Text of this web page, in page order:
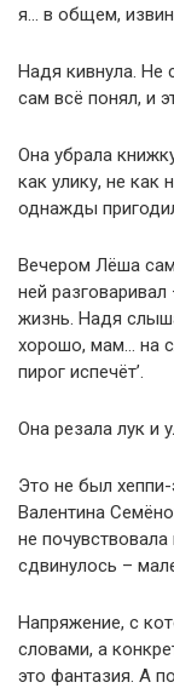
я… в общем,
Надя кивнула. Не
сам всё понял, и
Она убрала
как улику, не как
однажды
Вечером Лёша
ней
жизнь. Надя
хорошо, мам… на
пирог испечёт’.
Она резала лук и
Это не был хеппи-
Валентина
не
сдвинулось –
Напряжение, с
словами, а
это фантазия. А